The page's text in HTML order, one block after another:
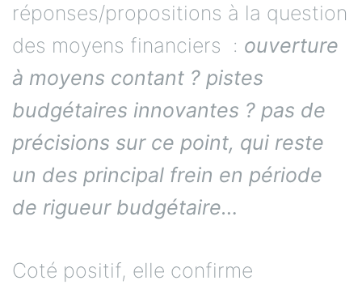
réponses/propositions à la question
des moyens financiers : ouverture
à moyens contant ? pistes
budgétaires innovantes ? pas de
précisions sur ce point, qui reste
un des principal frein en période
de rigueur budgétaire…
Coté positif, elle confirme